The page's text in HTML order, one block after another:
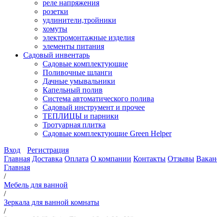
реле напряжения
розетки
удлинители,тройники
хомуты
электромонтажные изделия
элементы питания
Садовый инвентарь
Садовые комплектующие
Поливочные шланги
Дачные умывальники
Капельный полив
Система автоматического полива
Садовый инструмент и прочее
ТЕПЛИЦЫ и парники
Тротуарная плитка
Садовые комплектующие Green Helper
Вход
Регистрация
Главная Доставка Оплата О компании Контакты Отзывы
Главная
/
Мебель для ванной
/
Зеркала для ванной комнаты
/